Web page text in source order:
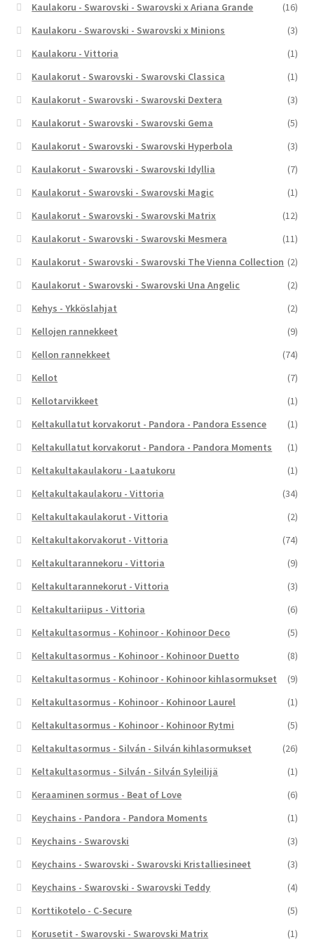
Kaulakoru - Swarovski - Swarovski x Ariana Grande
(16)
Kaulakoru - Swarovski - Swarovski x Minions
(3)
Kaulakoru - Vittoria
(1)
Kaulakorut - Swarovski - Swarovski Classica
(1)
Kaulakorut - Swarovski - Swarovski Dextera
(3)
Kaulakorut - Swarovski - Swarovski Gema
(5)
Kaulakorut - Swarovski - Swarovski Hyperbola
(3)
Kaulakorut - Swarovski - Swarovski Idyllia
(7)
Kaulakorut - Swarovski - Swarovski Magic
(1)
Kaulakorut - Swarovski - Swarovski Matrix
(12)
Kaulakorut - Swarovski - Swarovski Mesmera
(11)
Kaulakorut - Swarovski - Swarovski The Vienna Collection (2)
Kaulakorut - Swarovski - Swarovski Una Angelic
(2)
Kehys - Ykköslahjat
(2)
Kellojen rannekkeet
(9)
Kellon rannekkeet
(74)
Kellot
(7)
Kellotarvikkeet
(1)
Keltakullatut korvakorut - Pandora - Pandora Essence
(1)
Keltakullatut korvakorut - Pandora - Pandora Moments
(1)
Keltakultakaulakoru - Laatukoru
(1)
Keltakultakaulakoru - Vittoria
(34)
Keltakultakaulakorut - Vittoria
(2)
Keltakultakorvakorut - Vittoria
(74)
Keltakultarannekoru - Vittoria
(9)
Keltakultarannekorut - Vittoria
(3)
Keltakultariipus - Vittoria
(6)
Keltakultasormus - Kohinoor - Kohinoor Deco
(5)
Keltakultasormus - Kohinoor - Kohinoor Duetto
(8)
Keltakultasormus - Kohinoor - Kohinoor kihlasormukset
(9)
Keltakultasormus - Kohinoor - Kohinoor Laurel
(1)
Keltakultasormus - Kohinoor - Kohinoor Rytmi
(5)
Keltakultasormus - Silván - Silván kihlasormukset
(26)
Keltakultasormus - Silván - Silván Syleilijä
(1)
Keraaminen sormus - Beat of Love
(6)
Keychains - Pandora - Pandora Moments
(1)
Keychains - Swarovski
(3)
Keychains - Swarovski - Swarovski Kristalliesineet
(3)
Keychains - Swarovski - Swarovski Teddy
(4)
Korttikotelo - C-Secure
(5)
Korusetit - Swarovski - Swarovski Matrix
(1)